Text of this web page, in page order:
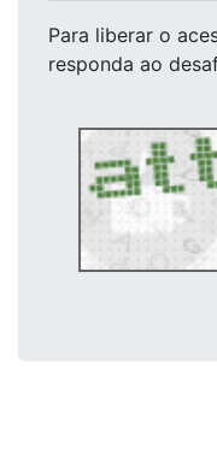
Para liberar o
responda ao